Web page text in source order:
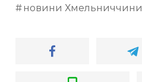
новини Хмельниччини